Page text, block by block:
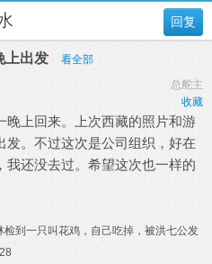
回复
上出发 看全部
总舵主
收藏
晚上回来。上次西藏的照片和游
发。不过这次是公司组织，好在
我还没去过。希望这次也一样的
到一只叫花鸡，自己吃掉，被洪七公发